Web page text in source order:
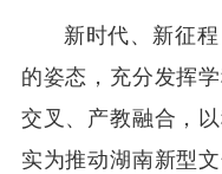
新时代、新征
的姿态，充分发挥
交叉、产教融合，
实为推动湖南新型